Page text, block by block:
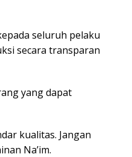
seluruh pelaku
secara transparan
yang dapat
kualitas. Jangan
Na’im.